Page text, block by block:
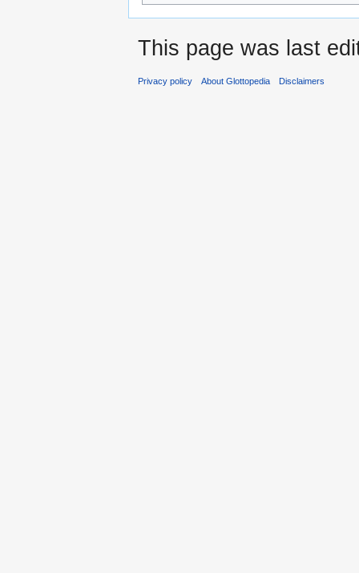
This page was last
Privacy policy About Glottopedia Disclaimers